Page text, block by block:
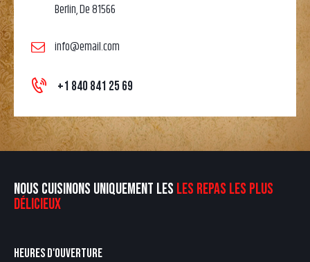
Berlin, De 81566
info@email.com
+1 840 841 25 69
NOUS CUISINONS UNIQUEMENT LES LES REPAS LES PLUS
DÉLICIEUX
HEURES D'OUVERTURE